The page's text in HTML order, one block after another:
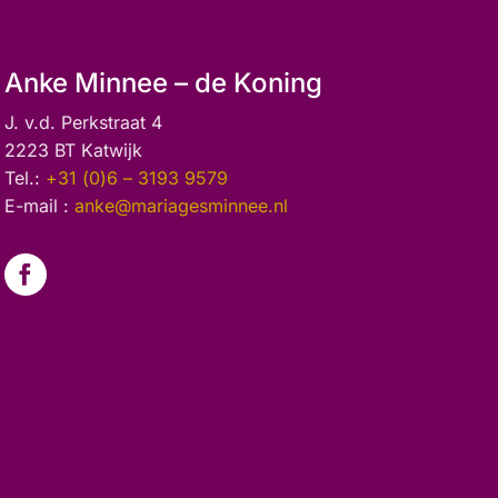
Anke Minnee – de Koning
J. v.d. Perkstraat 4
2223 BT Katwijk
Tel.: +31 (0)6 – 3193 9579
E-mail : anke@mariagesminnee.nl